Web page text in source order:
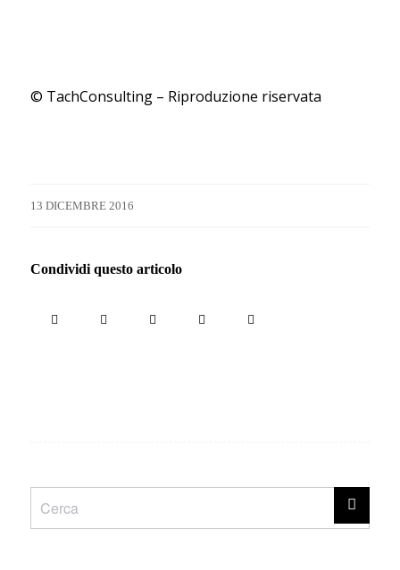
© TachConsulting – Riproduzione riservata
13 DICEMBRE 2016
Condividi questo articolo